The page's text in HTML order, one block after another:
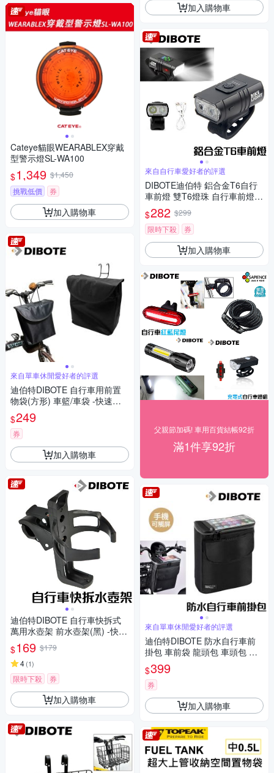
Cateye貓眼WEARABLEX穿戴
型警示燈SL-WA100
$1,349 $1,450
挑戰低價
券
加入購物車
來自單車休閒愛好者的評選
迪伯特DIBOTE 自行車用前置
物袋(方形) 車籃/車袋 -快速到
貨
$249
券
加入購物車
迪伯特DIBOTE 自行車快拆式
萬用水壺架 前水壺架(黑) -快速
到貨
$169 $179
4(1)
限時下殺 券
加入購物車
加入購物車
來自自行車愛好者的評選
DIBOTE迪伯特 鋁合金T6自行
車前燈 雙T6燈珠 自行車前燈 T
6前燈 LED車燈 -快速到貨
$282 $299
限時下殺
券
加入購物車
父親節加碼! 車用百貨結帳92折
滿1件享92折
來自單車休閒愛好者的評選
迪伯特DIBOTE 防水自行車前
掛包 車前袋 龍頭包 車頭包 前
置物袋 -快速到貨
$399
券
加入購物車